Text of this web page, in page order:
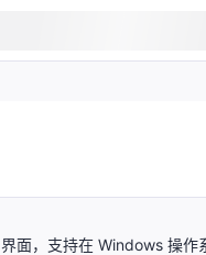
面，支持在 Windows 操